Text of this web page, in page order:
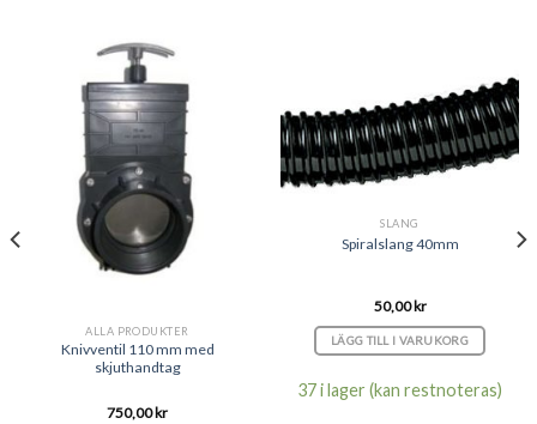
ALLA PRODUKTER
Knivventil 110 mm med
skjuthandtag
750,00kr
SLANG
Spiralslang 40mm
50,00kr
LÄGG TILL I VARUKORG
37 i lager (kan restnoteras)